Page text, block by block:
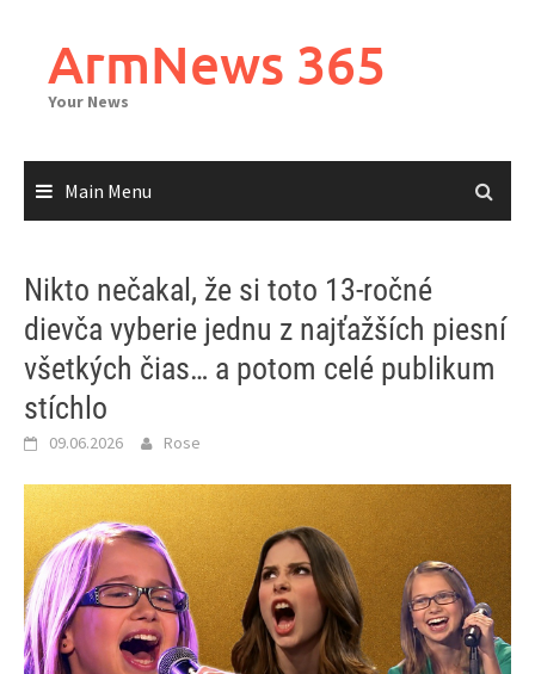
contentArmNews 365
Your News
Main Menu
Nikto nečakal, že si toto 13-ročné
dievča vyberie jednu z najťažších piesní
všetkých čias… a potom celé publikum
stíchlo
09.06.2026 Rose